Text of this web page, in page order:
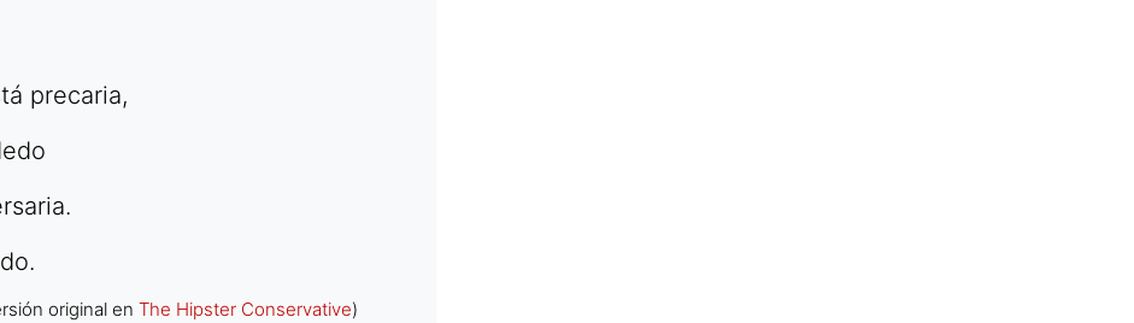
precaria,
original en The Hipster Conservative)